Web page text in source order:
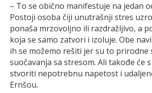
– To se obično manifestuje na jedan
Postoji osoba čiji unutrašnji stres
ponaša mrzovoljno ili razdražljivo, a
koja se samo zatvori i izoluje. Obe
ih se možemo rešiti jer su to prirodne
suočavanja sa stresom. Ali takođe će
stvoriti nepotrebnu napetost i
Ernšou.